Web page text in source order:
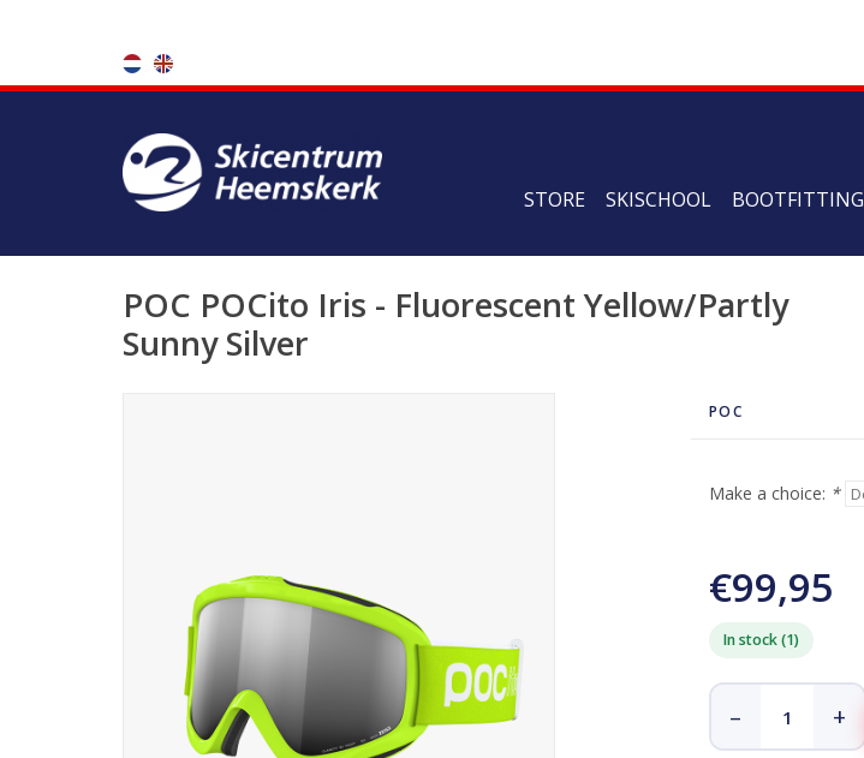
STORE SKISCHOOL BOOTFITTING
POC POCito Iris - Fluorescent Yellow/Partly
Sunny Silver
POC
Make a choice: *
€99,95
In stock (1)
– +